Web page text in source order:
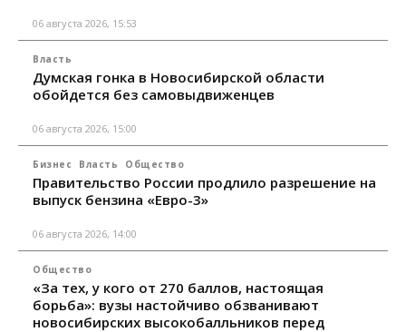
06 августа 2026, 15:53
Власть
Думская гонка в Новосибирской области
обойдется без самовыдвиженцев
06 августа 2026, 15:00
Бизнес Власть Общество
Правительство России продлило разрешение на
выпуск бензина «Евро-3»
06 августа 2026, 14:00
Общество
«За тех, у кого от 270 баллов, настоящая
борьба»: вузы настойчиво обзванивают
новосибирских высокобалльников перед